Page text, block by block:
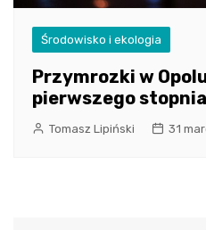
Środowisko i ekologia
Przymrozki w
pierwszego stopnia
Tomasz Lipiński 31